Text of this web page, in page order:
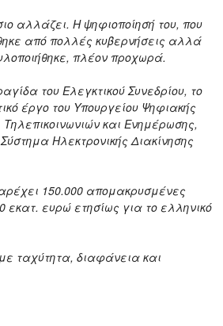
αλλάζει. Η ψηφιοποίησή του, που
από πολλές κυβερνήσεις αλλά
πλέον προχωρά.
του Ελεγκτικού Συνεδρίου, το
έργο του Υπουργείου Ψηφιακής
Τηλεπικοινωνιών και Ενημέρωσης,
Σύστημα Ηλεκτρονικής Διακίνησης
150.000 απομακρυσμένες
εκατ. ευρώ ετησίως για το ελληνικό
ταχύτητα, διαφάνεια και